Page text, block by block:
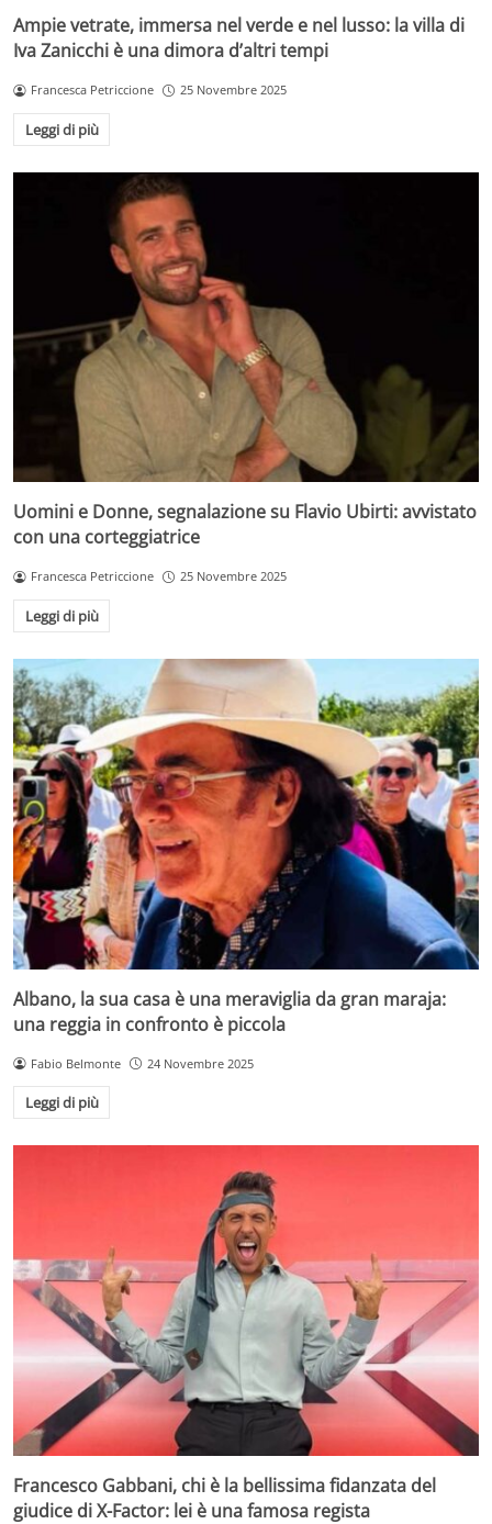
Ampie vetrate, immersa nel verde e nel lusso: la villa di
Iva Zanicchi è una dimora d’altri tempi
Francesca Petriccione 25 Novembre 2025
Leggi di più
Uomini e Donne, segnalazione su Flavio Ubirti: avvistato
con una corteggiatrice
Francesca Petriccione 25 Novembre 2025
Leggi di più
Albano, la sua casa è una meraviglia da gran maraja:
una reggia in confronto è piccola
Fabio Belmonte 24 Novembre 2025
Leggi di più
Francesco Gabbani, chi è la bellissima fidanzata del
giudice di X-Factor: lei è una famosa regista